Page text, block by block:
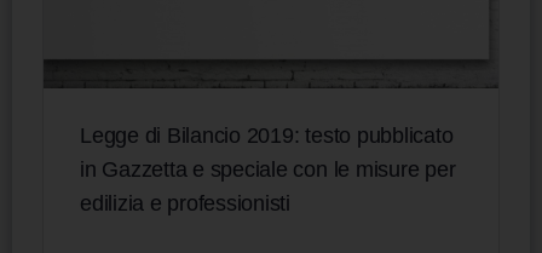
Legge di Bilancio 2019: testo pubblicato
in Gazzetta e speciale con le misure per
edilizia e professionisti